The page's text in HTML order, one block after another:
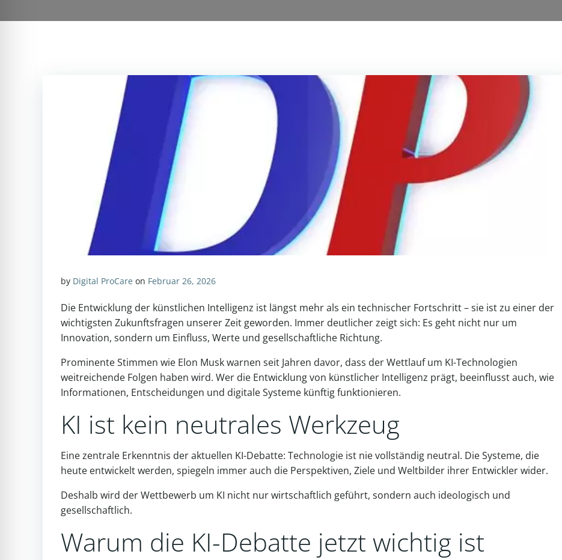
by Digital ProCare on Februar 26, 2026
Die Entwicklung der künstlichen Intelligenz ist längst mehr als ein technischer Fortschritt – sie ist zu einer der
wichtigsten Zukunftsfragen unserer Zeit geworden. Immer deutlicher zeigt sich: Es geht nicht nur um
Innovation, sondern um Einfluss, Werte und gesellschaftliche Richtung.
Prominente Stimmen wie Elon Musk warnen seit Jahren davor, dass der Wettlauf um KI-Technologien
weitreichende Folgen haben wird. Wer die Entwicklung von künstlicher Intelligenz prägt, beeinflusst auch, wie
Informationen, Entscheidungen und digitale Systeme künftig funktionieren.
KI ist kein neutrales Werkzeug
Eine zentrale Erkenntnis der aktuellen KI-Debatte: Technologie ist nie vollständig neutral. Die Systeme, die
heute entwickelt werden, spiegeln immer auch die Perspektiven, Ziele und Weltbilder ihrer Entwickler wider.
Deshalb wird der Wettbewerb um KI nicht nur wirtschaftlich geführt, sondern auch ideologisch und
gesellschaftlich.
Warum die KI-Debatte jetzt wichtig ist